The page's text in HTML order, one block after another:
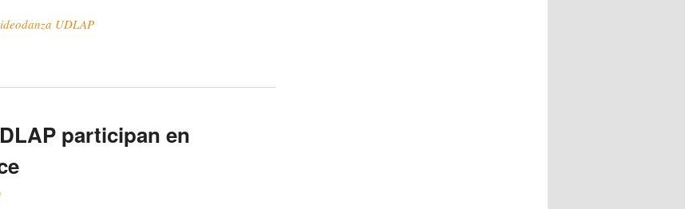
UDLAP
participan en